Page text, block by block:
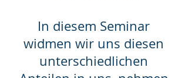
In diesem Seminar
widmen wir uns diesen
unterschiedlichen